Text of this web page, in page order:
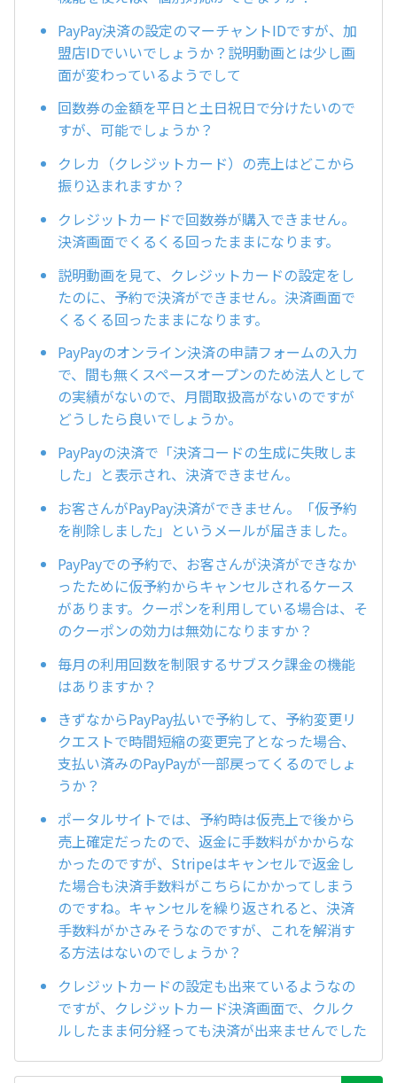
PayPay決済の設定のマーチャントIDですが、加
盟店IDでいいでしょうか？説明動画とは少し画
面が変わっているようでして
回数券の金額を平日と土日祝日で分けたいので
すが、可能でしょうか？
クレカ（クレジットカード）の売上はどこから
振り込まれますか？
クレジットカードで回数券が購入できません。
決済画面でくるくる回ったままになります。
説明動画を見て、クレジットカードの設定をし
たのに、予約で決済ができません。決済画面で
くるくる回ったままになります。
PayPayのオンライン決済の申請フォームの入力
で、間も無くスペースオープンのため法人として
の実績がないので、月間取扱高がないのですが
どうしたら良いでしょうか。
PayPayの決済で「決済コードの生成に失敗しま
した」と表示され、決済できません。
お客さんがPayPay決済ができません。「仮予約
を削除しました」というメールが届きました。
PayPayでの予約で、お客さんが決済ができなか
ったために仮予約からキャンセルされるケース
があります。クーポンを利用している場合は、そ
のクーポンの効力は無効になりますか？
毎月の利用回数を制限するサブスク課金の機能
はありますか？
きずなからPayPay払いで予約して、予約変更リ
クエストで時間短縮の変更完了となった場合、
支払い済みのPayPayが一部戻ってくるのでしょ
うか？
ポータルサイトでは、予約時は仮売上で後から
売上確定だったので、返金に手数料がかからな
かったのですが、Stripeはキャンセルで返金し
た場合も決済手数料がこちらにかかってしまう
のですね。キャンセルを繰り返されると、決済
手数料がかさみそうなのですが、これを解消す
る方法はないのでしょうか？
クレジットカードの設定も出来ているようなの
ですが、クレジットカード決済画面で、クルク
ルしたまま何分経っても決済が出来ませんでした